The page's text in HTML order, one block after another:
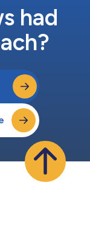
使用することがで
had